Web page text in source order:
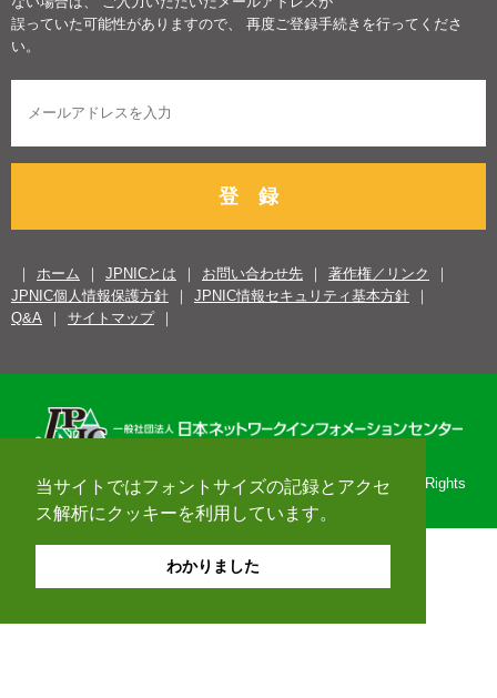
当サイトではフォントサイズの記録とアクセ
ス解析にクッキーを利用しています。
わかりました
誤っていた可能性がありますので、 再度ご登録手続きを行ってくださ
い。
登 録
ホーム JPNICとは お問い合わせ先
著作権／リンク
JPNIC個人情報保護方針
JPNIC情報セキュリティ基本方針
Q&A
サイトマップ
Copyright© 1996-2026 Japan Network Information Center. All Rights
Reserved.